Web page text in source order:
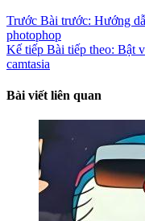
Trước Bài trước: Hướng
photophop
Kế tiếp Bài tiếp theo: Bật
camtasia
Bài viết liên quan